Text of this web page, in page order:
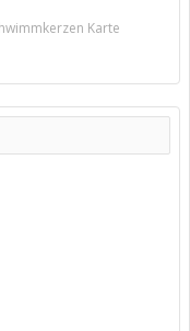
Karte